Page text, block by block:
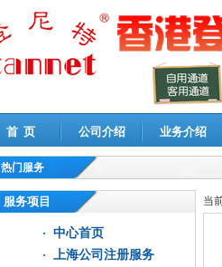
首 页 公司介绍 业务介绍
热门服务
高新技术企业认定审计|企业所得税汇算清缴申
服务项目
中心首页
上海公司注册服务
当